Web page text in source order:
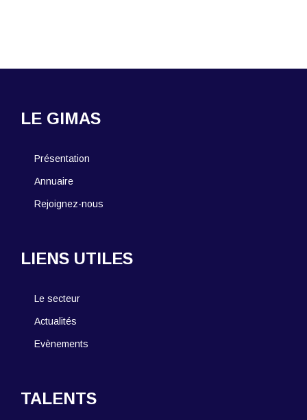
LE GIMAS
Présentation
Annuaire
Rejoignez-nous
LIENS UTILES
Le secteur
Actualités
Evènements
TALENTS